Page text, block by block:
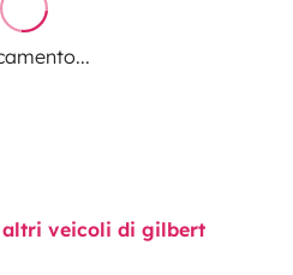
altri veicoli di gilbert